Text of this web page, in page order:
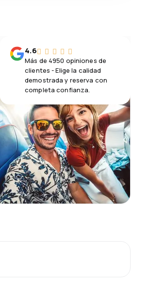
4.6
Más de 4950 opiniones de
clientes - Elige la calidad
demostrada y reserva con
completa confianza.